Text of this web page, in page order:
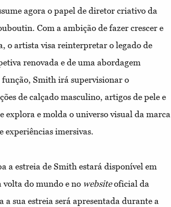
agora o papel de diretor criativo da
Com a ambição de fazer crescer e
o artista visa reinterpretar o legado de
renovada e de uma abordagem
Smith irá supervisionar o
de calçado masculino, artigos de pele e
explora e molda o universo visual da marca
experiências imersivas.
a estreia de Smith estará disponível em
volta do mundo e no websiteoficial da
a sua estreia será apresentada durante a